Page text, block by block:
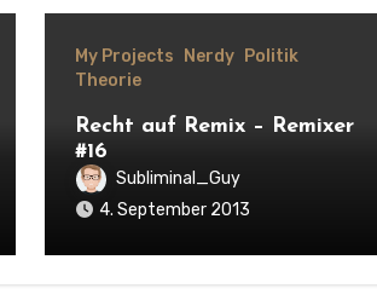
My Projects Nerdy
Politik
Theorie
Recht auf Remix – Remixer
#16
Subliminal_Guy
4. September 2013